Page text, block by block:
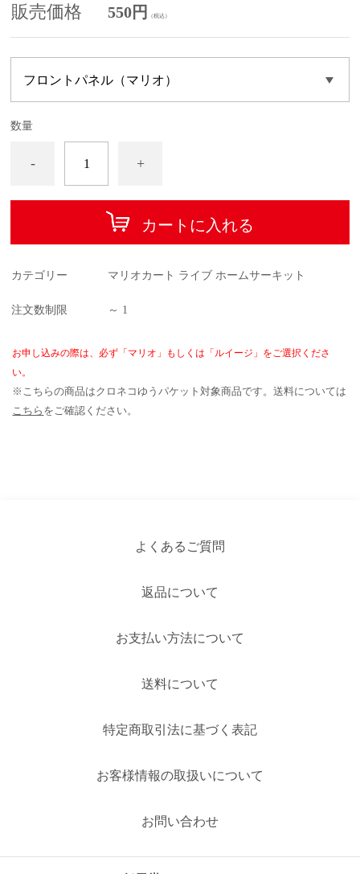
販売価格 550円 （税込）
数量
- +
カートに入れる
カテゴリー マリオカート ライブ ホームサーキット
注文数制限 ～ 1
お申し込みの際は、必ず「マリオ」もしくは「ルイージ」をご選択くださ
い。
※こちらの商品はクロネコゆうパケット対象商品です。送料については
こちら をご確認ください。
よくあるご質問
返品について
お支払い方法について
送料について
特定商取引法に基づく表記
お客様情報の取扱いについて
お問い合わせ